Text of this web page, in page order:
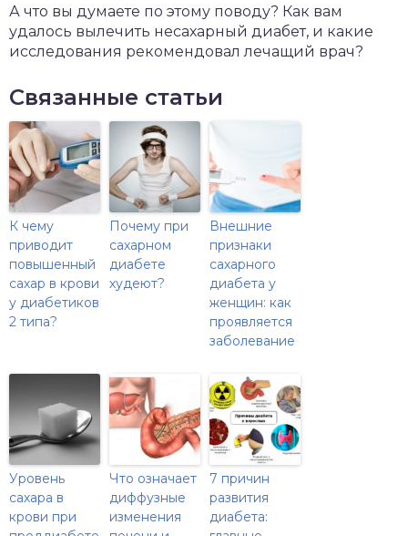
А что вы думаете по этому поводу? Как вам
удалось вылечить несахарный диабет, и какие
исследования рекомендовал лечащий врач?
Связанные статьи
К чему
приводит
повышенный
сахар в крови
у диабетиков
2 типа?
Почему при
сахарном
диабете
худеют?
Внешние
признаки
сахарного
диабета у
женщин: как
проявляется
заболевание
Уровень
сахара в
крови при
Что означает
диффузные
изменения
7 причин
развития
диабета: